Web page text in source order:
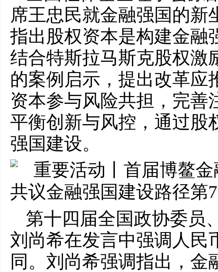
席王忠民就金融强国的新
指出股权资本是构建金融
结合特斯拉马斯克股权激
的案例启示，提出改革应
资本参与风险共担，完善
平衡创新与风控，通过股
强国建设。
第十四届全国政协委员
刘尚希在发言中强调人民
同。刘尚希强调指出，